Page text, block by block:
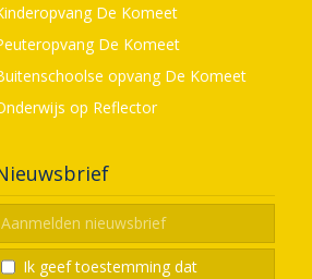
De Komeet
De Komeet
opvang De Komeet
op Reflector
Ik geef toestemming dat